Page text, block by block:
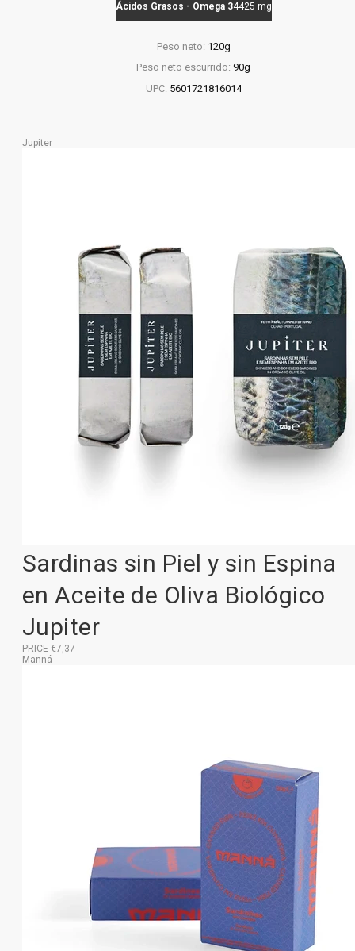
Ácidos Grasos - Omega 34425 mg
Peso neto: 120g
Peso neto escurrido: 90g
UPC: 5601721816014
Jupiter
Sardinas sin Piel y sin Espina
en Aceite de Oliva Biológico
Jupiter
PRICE €7,37
Manná